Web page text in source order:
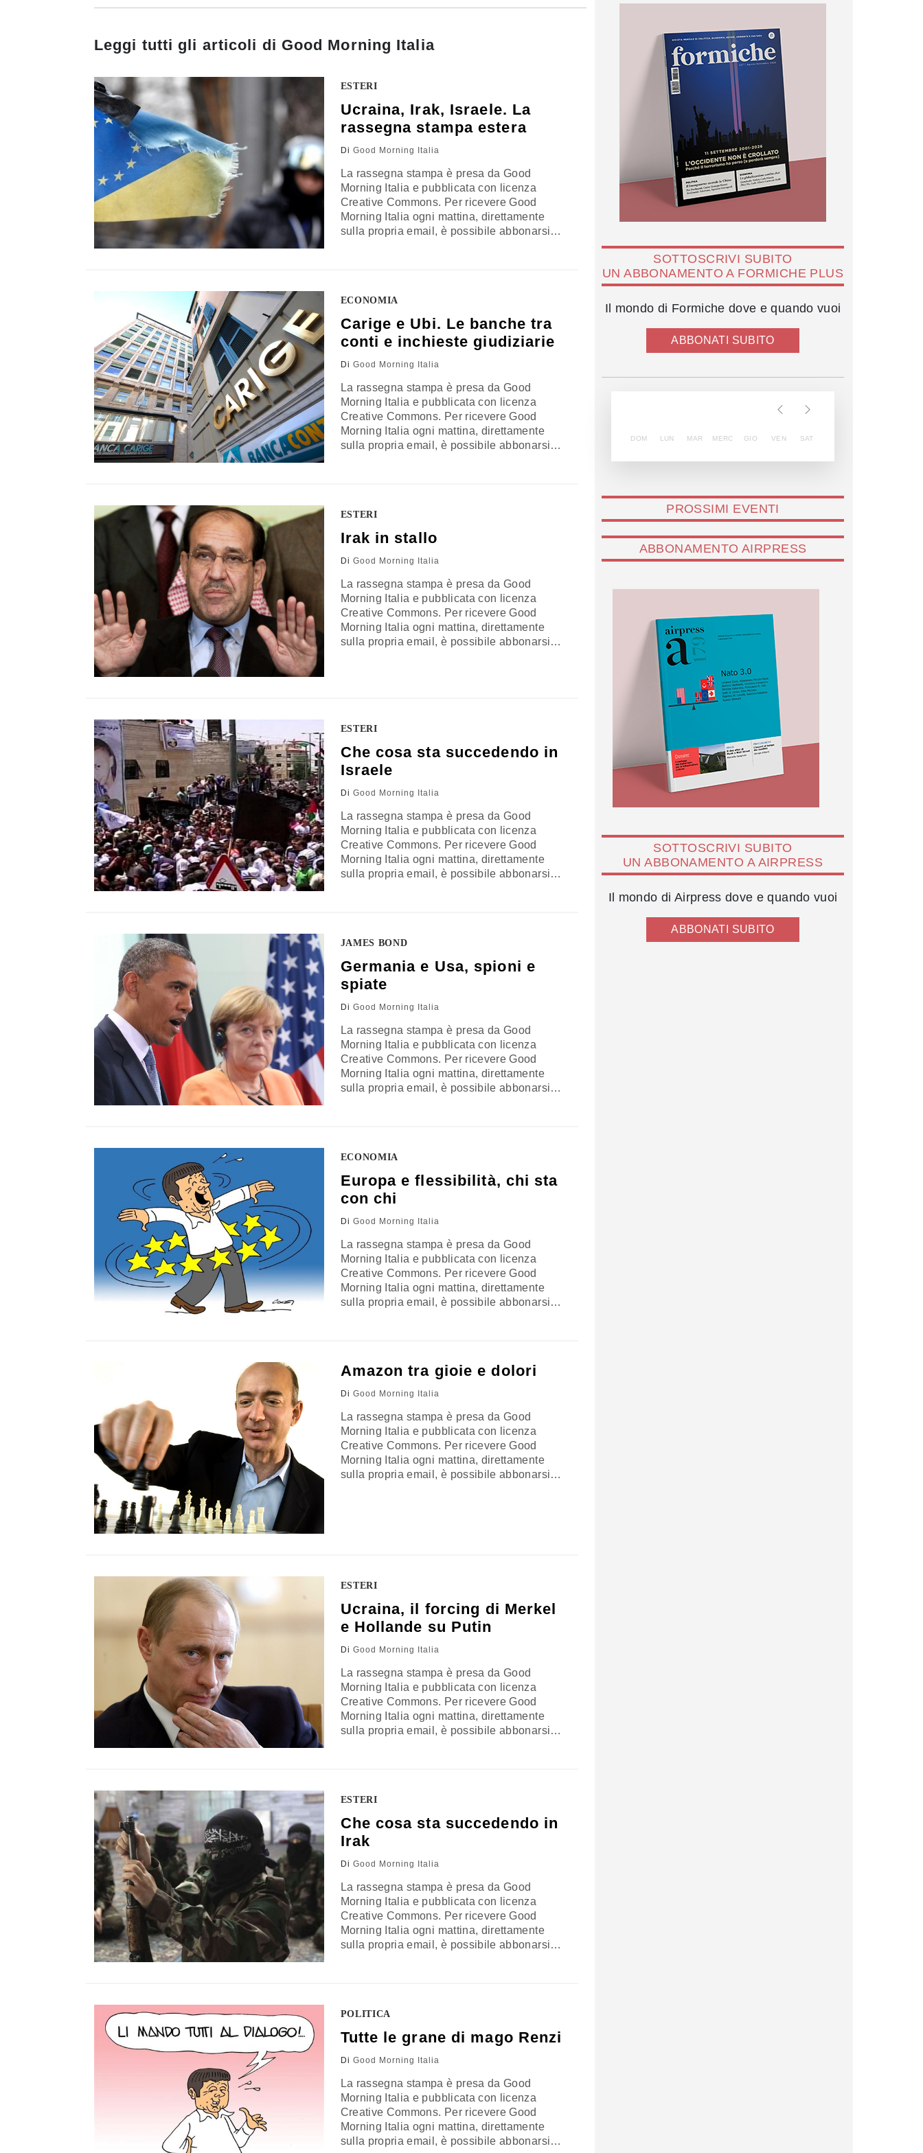
Leggi tutti gli articoli di Good Morning Italia
ESTERI
Ucraina, Irak, Israele. La
rassegna stampa estera
Di Good Morning Italia
La rassegna stampa è presa da Good
Morning Italia e pubblicata con licenza
Creative Commons. Per ricevere Good
Morning Italia ogni mattina, direttamente
sulla propria email, è possibile abbonarsi
ritirano verso la vicina Kramatorsk e in parte
a Donetsk (Bbc).…
ECONOMIA
Carige e Ubi. Le banche tra
conti e inchieste giudiziarie
Di Good Morning Italia
La rassegna stampa è presa da Good
Morning Italia e pubblicata con licenza
Creative Commons. Per ricevere Good
Morning Italia ogni mattina, direttamente
sulla propria email, è possibile abbonarsi
per corruzione nell’inchiesta Mose.
Sequestrati beni per 500mila euro, ovvero il
corrispettivo della presunta mazzetta
ricevuta…
ESTERI
Irak in stallo
Di Good Morning Italia
La rassegna stampa è presa da Good
Morning Italia e pubblicata con licenza
Creative Commons. Per ricevere Good
Morning Italia ogni mattina, direttamente
sulla propria email, è possibile abbonarsi
Intanto però i miliziani dell’Isis postano…
ESTERI
Che cosa sta succedendo in
Israele
Di Good Morning Italia
La rassegna stampa è presa da Good
Morning Italia e pubblicata con licenza
Creative Commons. Per ricevere Good
Morning Italia ogni mattina, direttamente
sulla propria email, è possibile abbonarsi
chiarire (la polizia ha ammesso di ritenere
che si tratti di una…
JAMES BOND
Germania e Usa, spioni e
spiate
Di Good Morning Italia
La rassegna stampa è presa da Good
Morning Italia e pubblicata con licenza
Creative Commons. Per ricevere Good
Morning Italia ogni mattina, direttamente
sulla propria email, è possibile abbonarsi
statunitense (Reuters). L’uomo, un 31enne di
nazionalità tedesca, avrebbe trafugato
documenti relativi all’inchiesta parlamentare
sull’Nsa…
ECONOMIA
Europa e flessibilità, chi sta
con chi
Di Good Morning Italia
La rassegna stampa è presa da Good
Morning Italia e pubblicata con licenza
Creative Commons. Per ricevere Good
Morning Italia ogni mattina, direttamente
sulla propria email, è possibile abbonarsi
italiana di maggiore flessibilità sui conti:
“L’Europa appartiene ai cittadini, non ai
Amazon tra gioie e dolori
Di Good Morning Italia
La rassegna stampa è presa da Good
Morning Italia e pubblicata con licenza
Creative Commons. Per ricevere Good
Morning Italia ogni mattina, direttamente
sulla propria email, è possibile abbonarsi
ESTERI
Ucraina, il forcing di Merkel
e Hollande su Putin
Di Good Morning Italia
La rassegna stampa è presa da Good
Morning Italia e pubblicata con licenza
Creative Commons. Per ricevere Good
Morning Italia ogni mattina, direttamente
sulla propria email, è possibile abbonarsi
Merkel fanno pressioni su Vladimir Putin
affinché convinca i separatisti filo-russi a
raggiungere…
ESTERI
Che cosa sta succedendo in
Irak
Di Good Morning Italia
La rassegna stampa è presa da Good
Morning Italia e pubblicata con licenza
Creative Commons. Per ricevere Good
Morning Italia ogni mattina, direttamente
sulla propria email, è possibile abbonarsi
controllo di impianti petroliferi e terreni
agricoli (Reuters). Strategia Usa Secondo il
Pentagono il governo…
POLITICA
Tutte le grane di mago Renzi
Di Good Morning Italia
La rassegna stampa è presa da Good
Morning Italia e pubblicata con licenza
Creative Commons. Per ricevere Good
Morning Italia ogni mattina, direttamente
sulla propria email, è possibile abbonarsi
SOTTOSCRIVI SUBITO
UN ABBONAMENTO A FORMICHE PLUS
Il mondo di Formiche dove e quando vuoi
ABBONATI SUBITO
DOM LUN MAR MERC GIO VEN SAT
PROSSIMI EVENTI
ABBONAMENTO AIRPRESS
SOTTOSCRIVI SUBITO
UN ABBONAMENTO A AIRPRESS
Il mondo di Airpress dove e quando vuoi
ABBONATI SUBITO